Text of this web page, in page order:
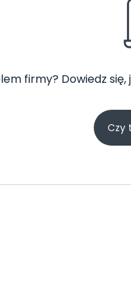
firmy? Dowiedz
Czy